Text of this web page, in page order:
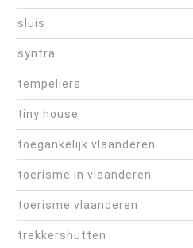
sluis
syntra
tempeliers
tiny house
toegankelijk vlaanderen
toerisme in vlaanderen
toerisme vlaanderen
trekkershutten